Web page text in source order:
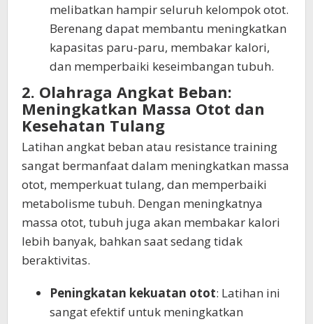
melibatkan hampir seluruh kelompok otot.
Berenang dapat membantu meningkatkan
kapasitas paru-paru, membakar kalori,
dan memperbaiki keseimbangan tubuh.
2. Olahraga Angkat Beban:
Meningkatkan Massa Otot dan
Kesehatan Tulang
Latihan angkat beban atau resistance training
sangat bermanfaat dalam meningkatkan massa
otot, memperkuat tulang, dan memperbaiki
metabolisme tubuh. Dengan meningkatnya
massa otot, tubuh juga akan membakar kalori
lebih banyak, bahkan saat sedang tidak
beraktivitas.
Peningkatan kekuatan otot: Latihan ini
sangat efektif untuk meningkatkan